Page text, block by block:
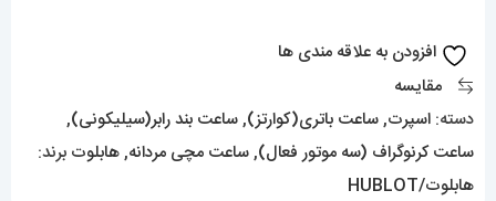
HUBLOT
BIG
افزودن به علاقه مندی ها
مقایسه
دسته: اسپرت,ساعت باتری(کوارتز),ساعت بند رابر(سیلیکونی),
ساعت کرنوگراف (سه موتور فعال),ساعت مچی مردانه,هابلوت برند:
هابلوت/HUBLOT